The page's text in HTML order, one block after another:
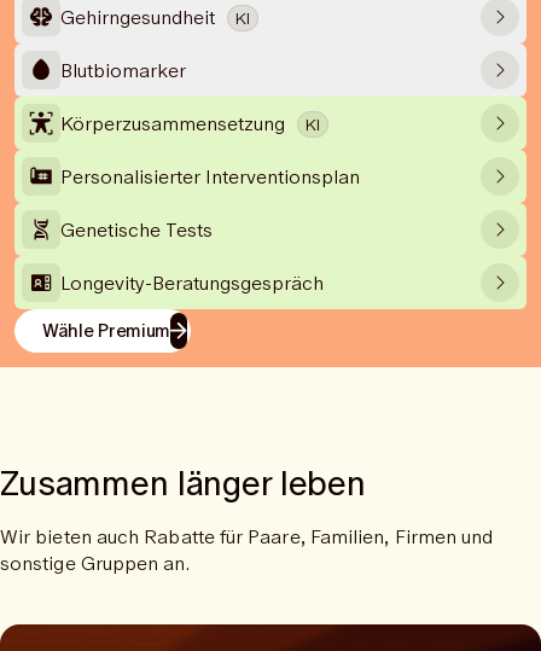
Gehirngesundheit
KI
Blutbiomarker
Körperzusammensetzung
KI
Personalisierter Interventionsplan
Genetische Tests
Longevity-Beratungsgespräch
Wähle Premium
Zusammen länger leben
Wir bieten auch Rabatte für Paare, Familien, Firmen und
sonstige Gruppen an.